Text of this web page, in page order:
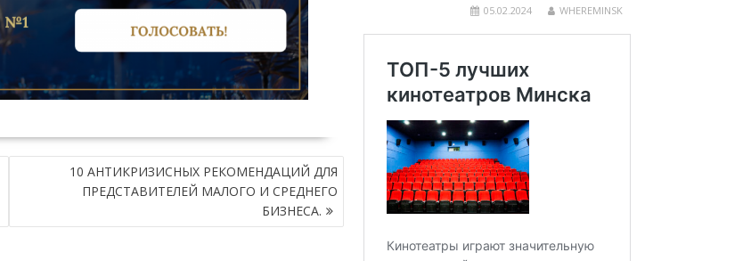
10 АНТИКРИЗИСНЫХ РЕКОМЕНДАЦИЙ ДЛЯ
ПРЕДСТАВИТЕЛЕЙ МАЛОГО И СРЕДНЕГО
БИЗНЕСА.
05.02.2024 WHEREMINSK